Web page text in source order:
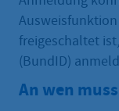
freigeschaltet
(BundID)
An wen